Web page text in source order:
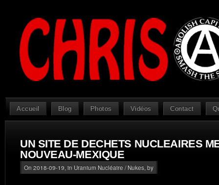
Accueil Blog Photos Vidéos Contact
UN SITE DE DECHETS NUCLEAIRES
NOUVEAU-MEXIQUE
On 2018-09-19, in Uranium Nucléaire / Nukes , by